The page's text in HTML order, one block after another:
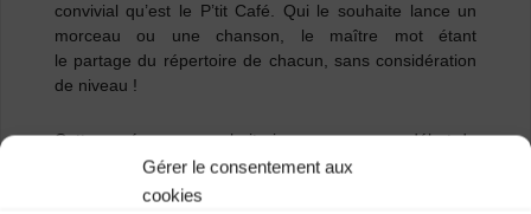
Gérer le consentement aux
cookies
convivial qu’est le P’tit Café.
Qui le souhaite lance un
morceau ou une chanson, le maître mot étant
le partage du répertoire de chacun, sans considération
de niveau !
Cette année, nous souhaiterions proposer en début de
session desmoments musicaux en scène ouverte
acoustique, des concerts de sortie de résidence